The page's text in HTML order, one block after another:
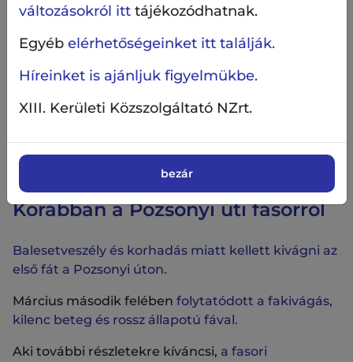
Korábban a Pozsonyi úti fasorról
Balesetveszély és korhadás miatt kellett kivágni az
első fát a Pozsonyi úton.
Március második felében folytatódott a fakivágás,
kilenc beteg és rossz állapotú fával.
Aki további részletekre kíváncsi, a fasori
változásokról itttájékozódhatnak.
Egyéb elérhetőségeinket itt találják.
Híreinket is ajánljuk figyelmükbe.
XIII. Kerületi Közszolgáltató NZrt.
bezár